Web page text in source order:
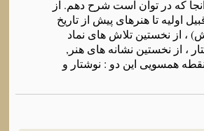
که در توان است شرح دهم. از
اولیه تا هنرهای پیش از تاریخ
، از نخستین تلاش های نماد
، از نخستین نشانه های هنر,
همسویی این دو : نوشتار و